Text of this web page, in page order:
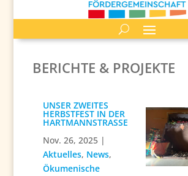
BERICHTE & PROJEKTE
UNSER ZWEITES
HERBSTFEST IN DER
HARTMANNSTRASSE
Nov. 26, 2025 |
Aktuelles, News,
Ökumenische